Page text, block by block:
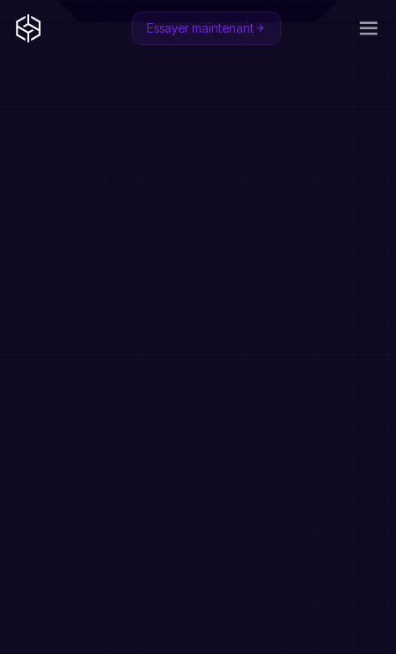
Essayer maintenant